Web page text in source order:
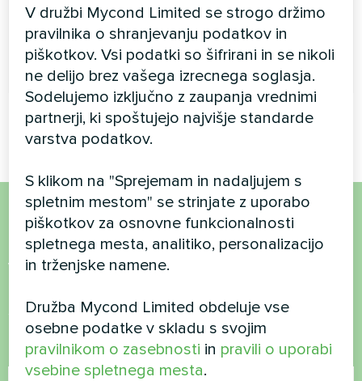
Zmogljivost ogrevanja:12.10 ... 31.50 kW
PREBERI VEČ
Želite kupiti ali imate
vprašanja?
Stopite v stik z nami in pomagali vam bomo
Ime
V družbi Mycond Limited se strogo držimo
pravilnika o shranjevanju podatkov in
piškotkov. Vsi podatki so šifrirani in se nikoli
ne delijo brez vašega izrecnega soglasja.
Sodelujemo izključno z zaupanja vrednimi
partnerji, ki spoštujejo najvišje standarde
varstva podatkov.
S klikom na "Sprejemam in nadaljujem s
spletnim mestom" se strinjate z uporabo
piškotkov za osnovne funkcionalnosti
spletnega mesta, analitiko, personalizacijo
in trženjske namene.
Družba Mycond Limited obdeluje vse
osebne podatke v skladu s svojim
pravilnikom o zasebnosti in pravili o uporabi
vsebine spletnega mesta.